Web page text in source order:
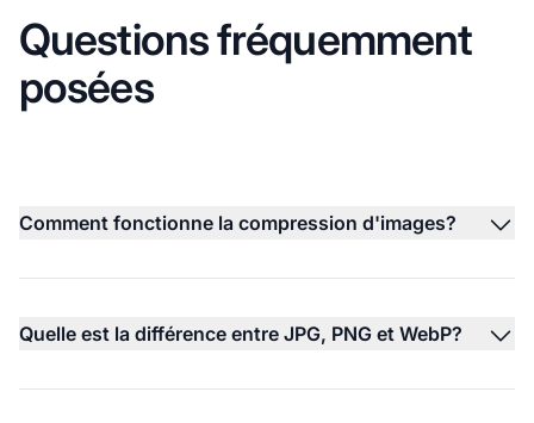
Questions fréquemment
posées
Comment fonctionne la compression d'images?
Quelle est la différence entre JPG, PNG et WebP?